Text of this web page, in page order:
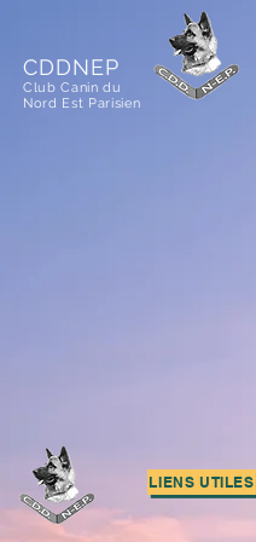
CDDNEP
Club Canin du
Nord Est Parisien
LIENS UTILES